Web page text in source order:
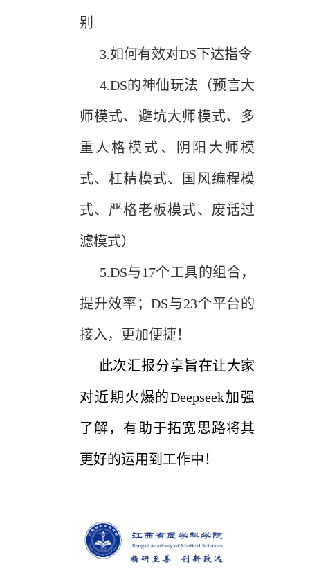
别
3.如何有效对DS下达指令
4.DS的神仙玩法（预言大
师模式、避坑大师模式、多
重人格模式、阴阳大师模
式、杠精模式、国风编程模
式、严格老板模式、废话过
滤模式）
5.DS与17个工具的组合，
提升效率；DS与23个平台的
接入，更加便捷！
此次汇报分享旨在让大家
对近期火爆的Deepseek加强
了解，有助于拓宽思路将其
更好的运用到工作中！